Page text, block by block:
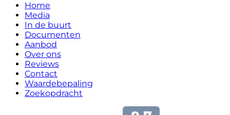
Home
Media
In de buurt
Documenten
Aanbod
Over ons
Reviews
Contact
Waardebepaling
Zoekopdracht